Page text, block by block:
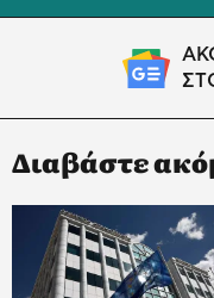
Διαβάστε